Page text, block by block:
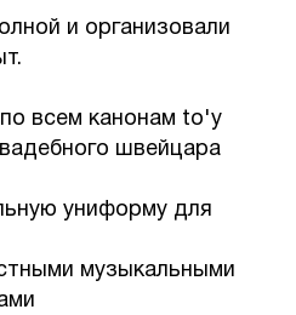
и организовали
всем канонам to'y
швейцара
униформу для
музыкальными